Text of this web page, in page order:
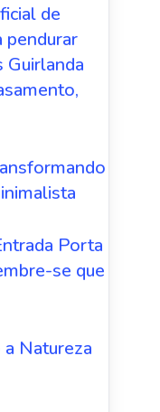
de
pendurar
Guirlanda
Porta
se que
Natureza